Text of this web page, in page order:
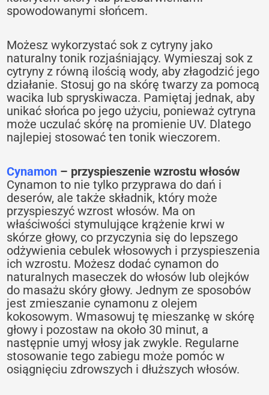
spowodowanymi słońcem.
Możesz wykorzystać sok z cytryny jako
naturalny tonik rozjaśniający. Wymieszaj sok z
cytryny z równą ilością wody, aby złagodzić jego
działanie. Stosuj go na skórę twarzy za pomocą
wacika lub spryskiwacza. Pamiętaj jednak, aby
unikać słońca po jego użyciu, ponieważ cytryna
może uczulać skórę na promienie UV. Dlatego
najlepiej stosować ten tonik wieczorem.
Cynamon – przyspieszenie wzrostu włosów
Cynamon to nie tylko przyprawa do dań i
deserów, ale także składnik, który może
przyspieszyć wzrost włosów. Ma on
właściwości stymulujące krążenie krwi w
skórze głowy, co przyczynia się do lepszego
odżywienia cebulek włosowych i przyspieszenia
ich wzrostu. Możesz dodać cynamon do
naturalnych maseczek do włosów lub olejków
do masażu skóry głowy. Jednym ze sposobów
jest zmieszanie cynamonu z olejem
kokosowym. Wmasowuj tę mieszankę w skórę
głowy i pozostaw na około 30 minut, a
następnie umyj włosy jak zwykle. Regularne
stosowanie tego zabiegu może pomóc w
osiągnięciu zdrowszych i dłuższych włosów.